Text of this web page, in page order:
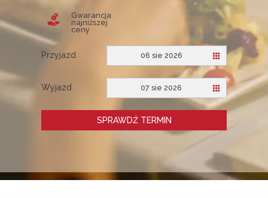
Gwarancja
najniższej
ceny
Przyjazd 06 sie 2026
Wyjazd 07 sie 2026
SPRAWDŹ TERMIN